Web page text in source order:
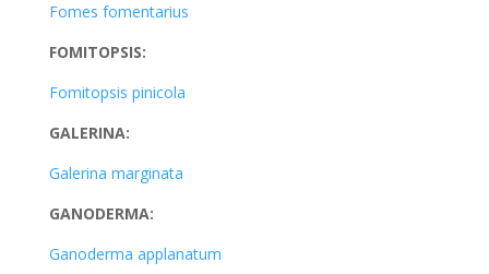
Fomes fomentarius
FOMITOPSIS:
Fomitopsis pinicola
GALERINA:
Galerina marginata
GANODERMA:
Ganoderma applanatum